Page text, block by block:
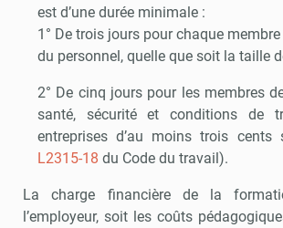
est d’une durée minimale :
1° De trois jours pour chaque
du personnel, quelle que soit la taille
2° De cinq jours pour les membres
santé, sécurité et conditions de
entreprises d’au moins trois cents
L2315-18 du Code du travail).
La charge financière de la
l’employeur, soit les coûts